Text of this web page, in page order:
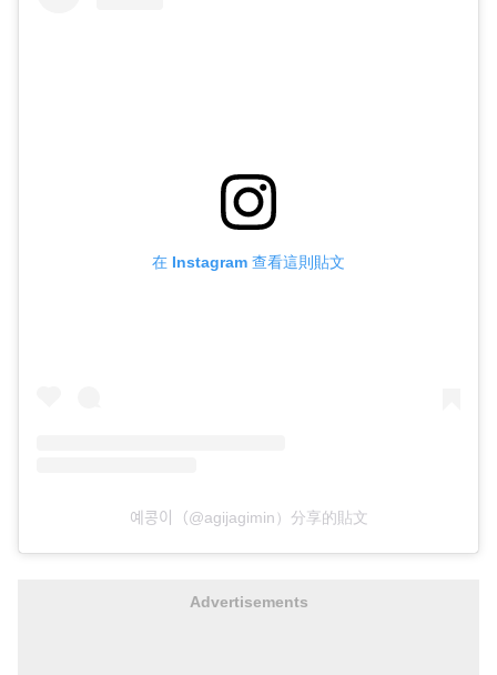
在 Instagram 查看這則貼文
예콩이（@agijagimin）分享的貼文
Advertisements